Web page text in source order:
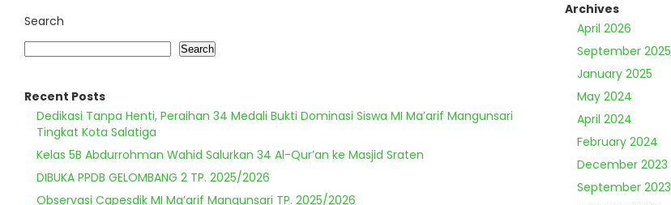
Search
Search
Recent Posts
Dedikasi Tanpa Henti, Peraihan 34 Medali Bukti Dominasi Siswa MI Ma’arif Mangunsari
Tingkat Kota Salatiga
Kelas 5B Abdurrohman Wahid Salurkan 34 Al-Qur’an ke Masjid Sraten
DIBUKA PPDB GELOMBANG 2 TP. 2025/2026
Observasi Capesdik MI Ma’arif Mangunsari TP. 2025/2026
Archives
April 2026
September 2025
January 2025
May 2024
April 2024
February 2024
December 2023
September 2023